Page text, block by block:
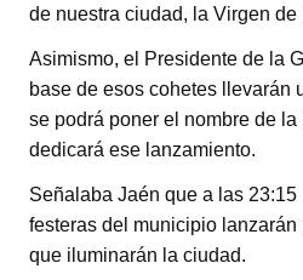
de nuestra ciudad, la Virgen de
Asimismo, el Presidente de la
base de esos cohetes llevarán
se podrá poner el nombre de
dedicará ese lanzamiento.
Señalaba Jaén que a las
festeras del municipio
que iluminarán la ciudad.